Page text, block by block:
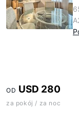
OD USD 280
za pokój / za noc